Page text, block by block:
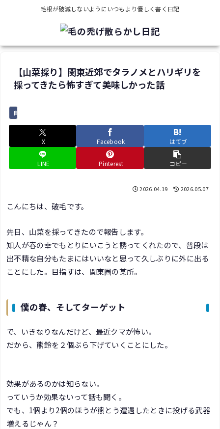
毛根が破滅しないようにいつもより優しく書く日記
【山菜採り】関東近郊でタラノメとハリギリを
採ってきたら怖すぎて美味しかった話
自然遊び
X Facebook はてブ
LINE Pinterest コピー
2026.04.19 2026.05.07
こんにちは、破毛です。
先日、山菜を採ってきたので報告します。
知人が春の幸でもとりにいこうと誘ってくれたので、普段は
出不精な自分もたまにはいいなと思って久しぶりに外に出る
ことにした。目指すは、関東圏の某所。
僕の春、そしてターゲット
で、いきなりなんだけど、最近クマが怖い。
だから、熊鈴を２個ぶら下げていくことにした。
効果があるのかは知らない。
っていうか効果ないって話も聞く。
でも、1個より2個のほうが熊とう遭遇したときに投げる武器
増えるじゃん？